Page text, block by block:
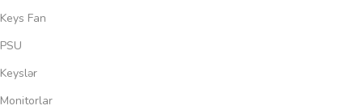
Keys Fan
PSU
Keyslər
Monitorlar